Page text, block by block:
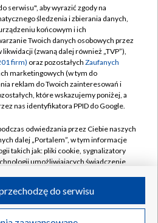
TVP
TVP
prywatności
Moje zgody
Pomoc
Kontakt
Kanały
Polska S.A. w likwidacji
serwisu", aby wyrazić zgody na
śledzenia i zbierania danych,
końcowym i ich
Twoich danych osobowych przez
likwidacji (zwaną dalej również „TVP”),
firm) oraz pozostałych Zaufanych
marketingowych (w tym do
reklam do Twoich zainteresowań i
które wskazujemy poniżej, a
nas identyfikatora PPID do Google.
odwiedzania przez Ciebie naszych
dalej „Portalem”, w tym informacje
takich jak: pliki cookie, sygnalizatory
umożliwiających świadczenie
odwiedzania przez Ciebie
do serwisu